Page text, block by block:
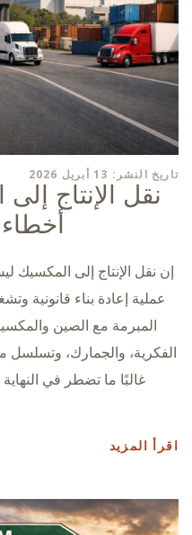
تاريخ النشر: 13 أبريل 2026
نقل الإنتاج
إن نقل الإنتاج إلى المكسيك
عملية إعادة بناء قانونية
المبرمة مع الصين
الفكرية، والجمارك، وتسلسل
غالبًا ما تضطر في
اقرأ المزيد